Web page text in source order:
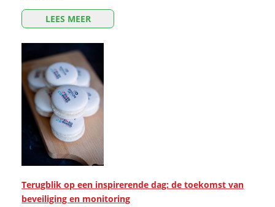
LEES MEER
Terugblik op een inspirerende dag: de toekomst van
beveiliging en monitoring